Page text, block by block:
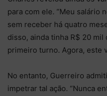
para com ele. “Meu salário
sem receber há quatro
disso, ainda tinha R$ 20
primeiro turno. Agora, este
No entanto, Guerreiro
impetrar tal ação. “Nunca